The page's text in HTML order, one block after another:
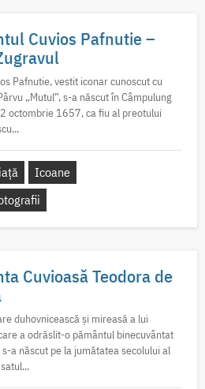
Cuvios Pafnutie –
Pafnutie, vestit iconar cunoscut cu
„Mutul”, s-a născut în Câmpulung
octombrie 1657, ca fiu al preotului
Icoane
Cuvioasă Teodora de
duhovnicească și mireasă a lui
a odrăslit-o pământul binecuvântat
a născut pe la jumătatea secolului al